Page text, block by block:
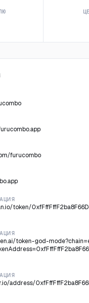
furucombo
token/
token-god-
address/